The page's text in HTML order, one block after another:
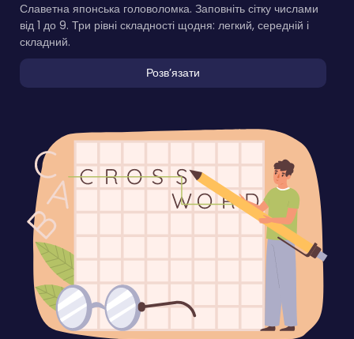
Славетна японська головоломка. Заповніть сітку числами
від 1 до 9. Три рівні складності щодня: легкий, середній і
складний.
Розвʼязати